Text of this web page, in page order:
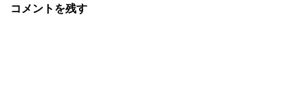
コメントを残す